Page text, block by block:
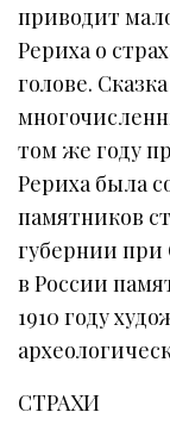
приводит
Рериха о
голове.
том же году
Рериха была
памятников
губернии
в России
1910 году
СТРАХИ